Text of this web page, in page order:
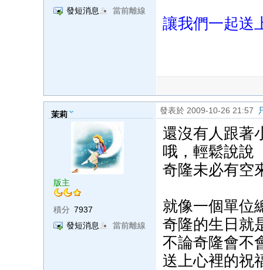
發短消息
當前離線
讓我們一起送
茉莉
版主
積分 7937
發短消息
當前離線
發表於 2009-10-26 21:57
還沒有人跟著
哦，輕鬆說說
奇隆未必有空
就像一個單位
奇隆的生日就
不論奇隆會不
送上心裡的祝